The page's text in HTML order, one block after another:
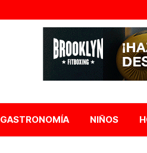
GASTRONOMÍA NIÑOS